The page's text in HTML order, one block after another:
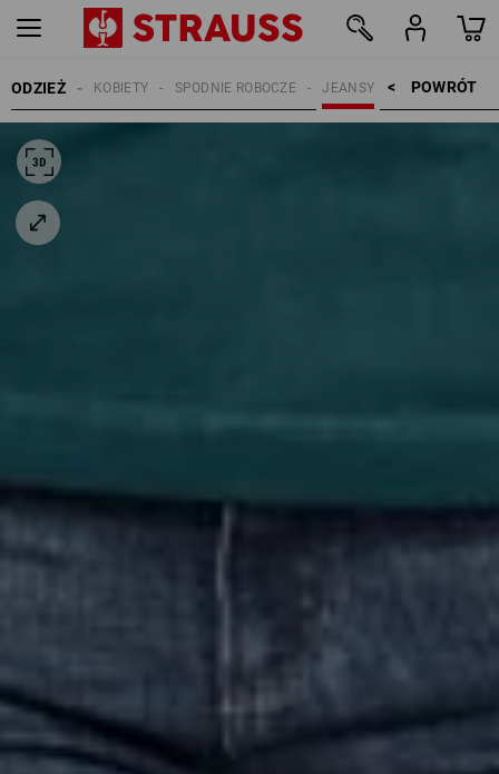
ODZIEŻ POWRÓT    >
JEANSY
SPODNIE ROBOCZE
KOBIETY